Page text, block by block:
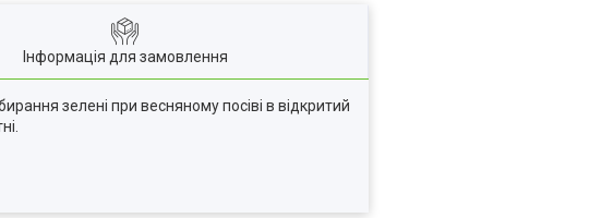
Інформація для замовлення
зелені при весняному посіві в відкритий